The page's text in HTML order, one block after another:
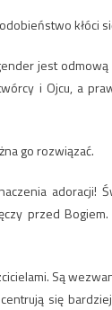
kłóci
jest
i Ojcu, a
go rozwiązać.
adoracji!
przed
Są
się